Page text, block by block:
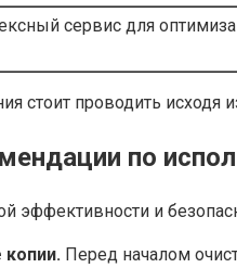
сервис для
стоит проводить исходя
по
эффективности и
Перед началом